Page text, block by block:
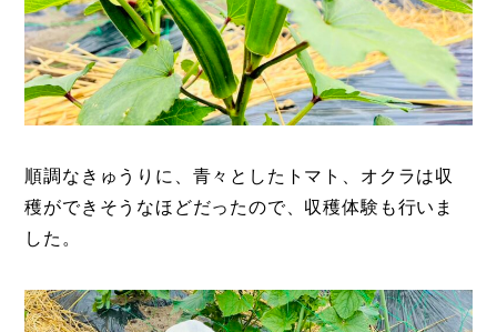
順調なきゅうりに、青々としたトマト、オクラは収
穫ができそうなほどだったので、収穫体験も行いま
した。